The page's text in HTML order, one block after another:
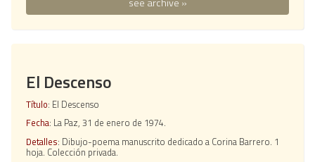
El Descenso
Título: El Descenso
Fecha: La Paz, 31 de enero de 1974.
Detalles: Dibujo-poema manuscrito dedicado a Corina Barrero. 1
hoja. Colección privada.